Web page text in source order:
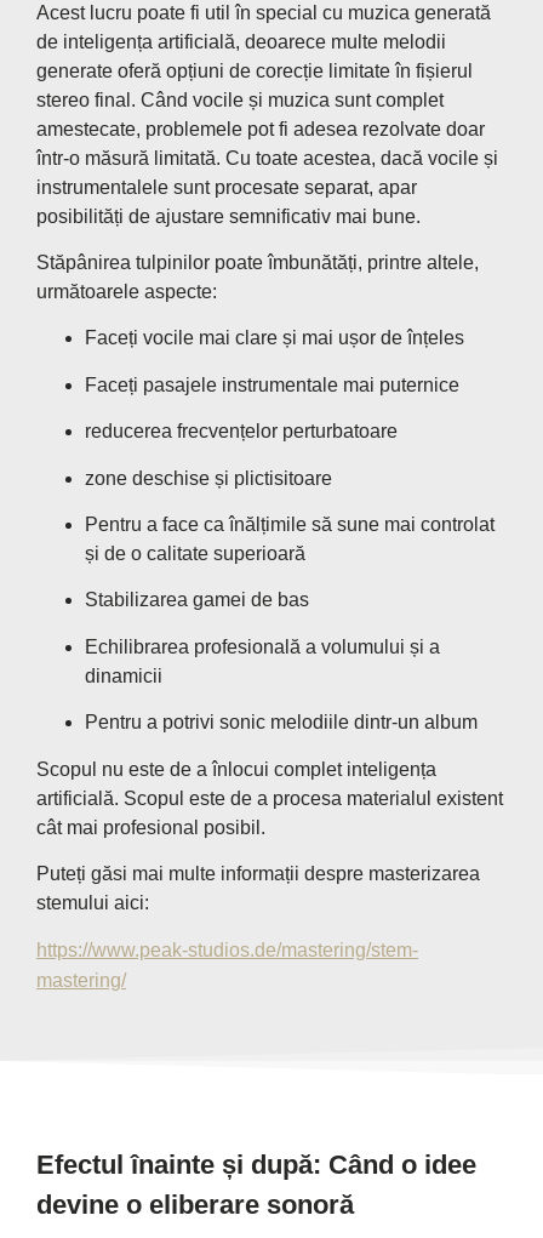
Acest lucru poate fi util în special cu muzica generată
de inteligența artificială, deoarece multe melodii
generate oferă opțiuni de corecție limitate în fișierul
stereo final. Când vocile și muzica sunt complet
amestecate, problemele pot fi adesea rezolvate doar
într-o măsură limitată. Cu toate acestea, dacă vocile și
instrumentalele sunt procesate separat, apar
posibilități de ajustare semnificativ mai bune.
Stăpânirea tulpinilor poate îmbunătăți, printre altele,
următoarele aspecte:
Faceți vocile mai clare și mai ușor de înțeles
Faceți pasajele instrumentale mai puternice
reducerea frecvențelor perturbatoare
zone deschise și plictisitoare
Pentru a face ca înălțimile să sune mai controlat
și de o calitate superioară
Stabilizarea gamei de bas
Echilibrarea profesională a volumului și a
dinamicii
Pentru a potrivi sonic melodiile dintr-un album
Scopul nu este de a înlocui complet inteligența
artificială. Scopul este de a procesa materialul existent
cât mai profesional posibil.
Puteți găsi mai multe informații despre masterizarea
stemului aici:
https://www.peak-studios.de/mastering/stem-
mastering/
Efectul înainte și după: Când o idee
devine o eliberare sonoră